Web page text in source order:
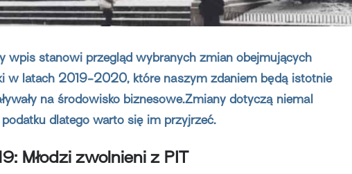
wpis stanowi przegląd wybranych zmian obejmujących
w latach 2019-2020, które naszym zdaniem będą istotnie
na środowisko biznesowe.Zmiany dotyczą niemal
dlatego warto się im przyjrzeć.
Młodzi zwolnieni z PIT